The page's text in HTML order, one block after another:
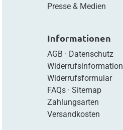
Presse & Medien
Informationen
AGB · Datenschutz
Widerrufsinformation
Widerrufsformular
FAQs· Sitemap
Zahlungsarten
Versandkosten